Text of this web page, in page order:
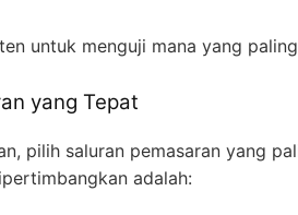
untuk menguji mana yang
yang Tepat
pilih saluran pemasaran yang
adalah: